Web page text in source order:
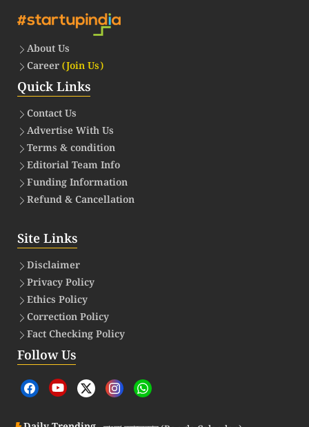
About Us
Career(Join Us)
Quick Links
Contact Us
Advertise With Us
Terms & condition
Editorial Team Info
Funding Information
Refund & Cancellation
Site Links
Disclaimer
Privacy Policy
Ethics Policy
Correction Policy
Fact Checking Policy
Follow Us